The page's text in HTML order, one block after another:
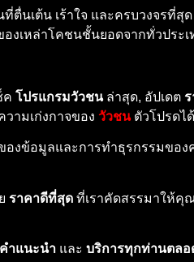
เต้น เร้าใจ และครบวงจรที่สุด
งเหล่าโคชนชั้นยอดจากทั่วประเ
ค โปรแกรมวัวชนล่าสุด, อัปเดต
ามเก่งกาจของ วัวชนตัวโปรดไ
งข้อมูลและการทำธุรกรรมขอ
ราคาดีที่สุด ที่เราคัดสรรมาให้คุ
ำแนะนำ และ บริการทุกท่านตลอ